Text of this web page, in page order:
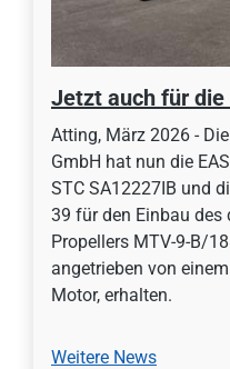
Jetzt auch für die
Atting, März 2026 -
GmbH hat nun die
STC SA12227IB und
39 für den Einbau
Propellers MTV-9-B/
angetrieben von
Motor, erhalten.
Weitere News